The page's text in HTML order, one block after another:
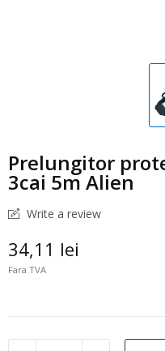
Prelungitor
3cai 5m Alien
Write a review
34,11 lei
Fara TVA